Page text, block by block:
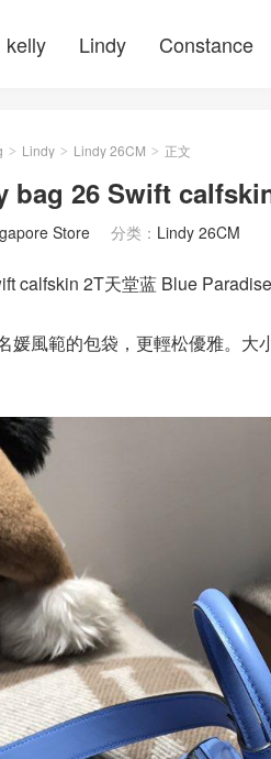
kelly Lindy Constance
> Lindy > Lindy 26CM > 正文
bag 26 Swift
Store 分类： Lindy 26CM
calfskin 2T天堂蓝 Blue
媛風範的包袋，更輕松優雅。大